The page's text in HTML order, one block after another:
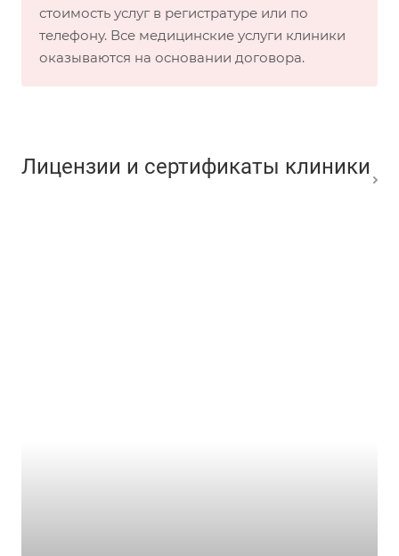
стоимость услуг в регистратуре или по
телефону. Все медицинские услуги клиники
оказываются на основании договора.
Лицензии и сертификаты клиники